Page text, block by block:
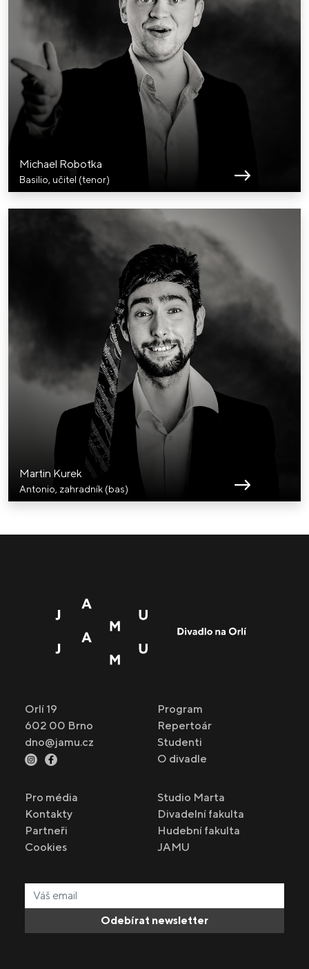
Michael Robotka
Basilio, učitel (tenor)
Martin Kurek
Antonio, zahradník (bas)
Orlí 19
602 00 Brno
dno@jamu.cz
Program
Repertoár
Studenti
O divadle
Pro média
Kontakty
Partneři
Cookies
Studio Marta
Divadelní fakulta
Hudební fakulta
JAMU